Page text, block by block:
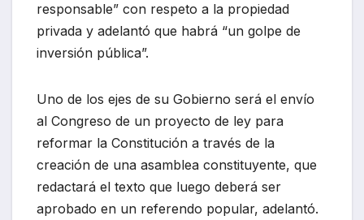
responsable” con respeto a la propiedad
privada y adelantó que habrá “un golpe de
inversión pública”.
Uno de los ejes de su Gobierno será el envío
al Congreso de un proyecto de ley para
reformar la Constitución a través de la
creación de una asamblea constituyente, que
redactará el texto que luego deberá ser
aprobado en un referendo popular, adelantó.